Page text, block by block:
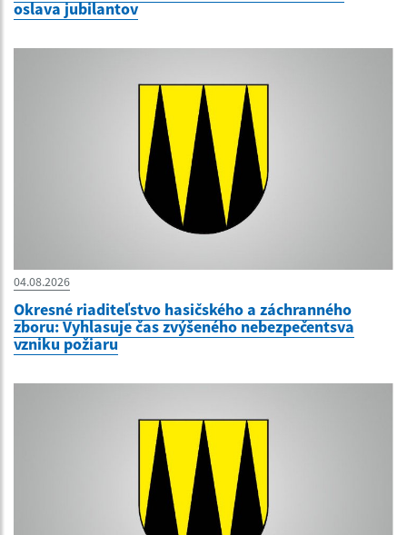
oslava jubilantov
04.08.2026
Okresné riaditeľstvo hasičského a záchranného
zboru: Vyhlasuje čas zvýšeného nebezpečentsva
vzniku požiaru